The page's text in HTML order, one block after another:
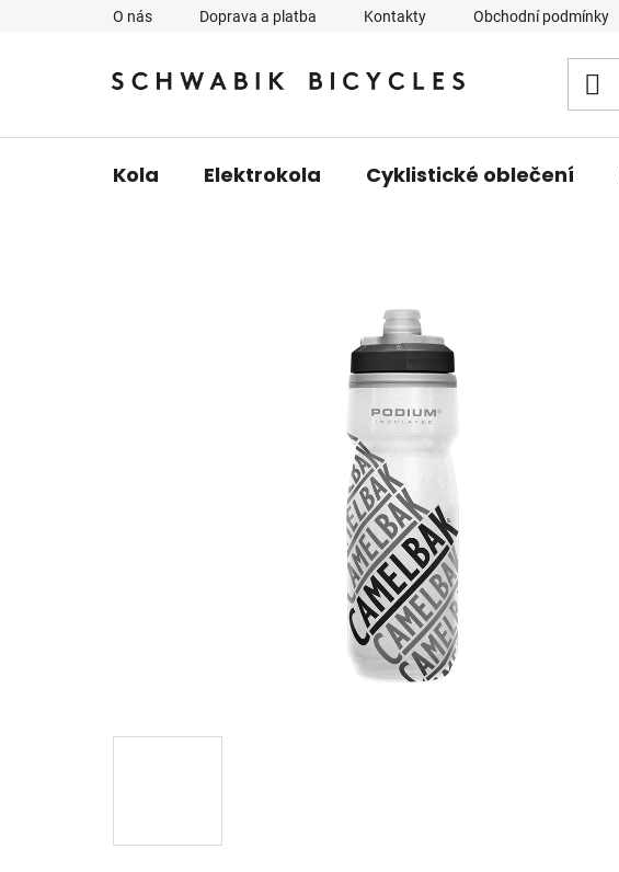
O nás Doprava a platba Kontakty Obchodní podmínky
Kola Elektrokola Cyklistické oblečení